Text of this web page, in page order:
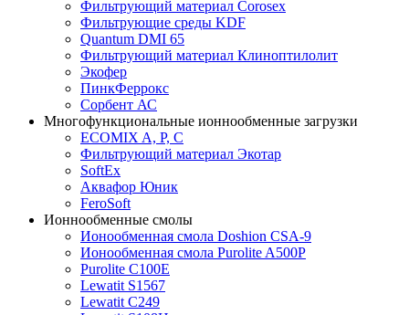
Фильтрующий материал Corosex
Фильтрующие среды KDF
Quantum DMI 65
Фильтрующий материал Клиноптилолит
Экофер
ПинкФеррокс
Сорбент АС
Многофункциональные ионнообменные загрузки
ECOMIX A, P, C
Фильтрующий материал Экотар
SoftEx
Аквафор Юник
FeroSoft
Ионнообменные смолы
Ионообменная смола Doshion CSA-9
Ионообменная смола Purolite A500P
Purolite C100E
Lewatit S1567
Lewatit С249